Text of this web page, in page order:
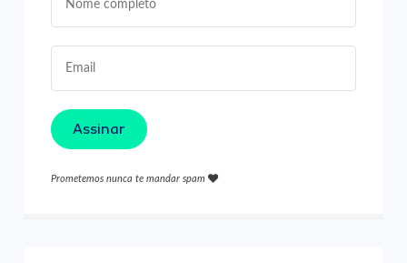
Assinar
Prometemos nunca te mandar spam